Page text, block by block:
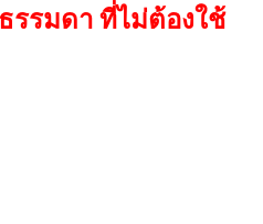
รมดา ที่ไม่ต้องใช้